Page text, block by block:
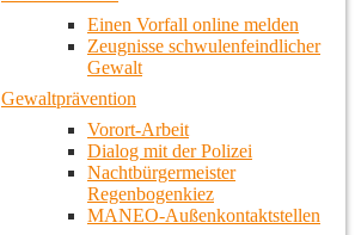
Einen Vorfall online melden
Zeugnisse schwulenfeindlicher
Gewalt
Gewaltprävention
Vorort-Arbeit
Dialog mit der Polizei
Nachtbürgermeister
Regenbogenkiez
MANEO-Außenkontaktstellen